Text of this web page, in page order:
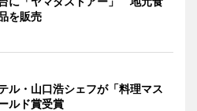
を販売
ル・山口浩シェフが「料理マス
ルド賞受賞